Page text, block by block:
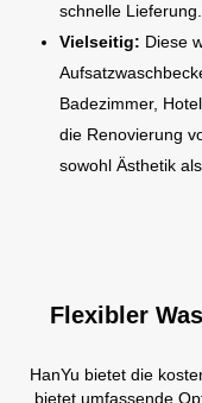
schnelle Lieferung.
Vielseitig: Diese
Badezimmer,
die Renovierung
sowohl Ästhetik
Flexibler
HanYu bietet die
bietet umfassende